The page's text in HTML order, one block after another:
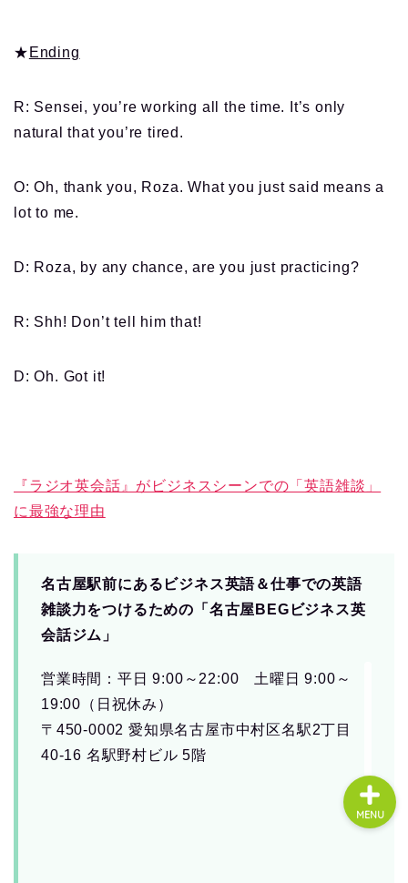
★ Ending
R: Sensei, you’re working all the time. It’s only
natural that you’re tired.
O: Oh, thank you, Roza. What you just said means a
lot to me.
D: Roza, by any chance, are you just practicing?
R: Shh! Don’t tell him that!
D: Oh. Got it!
『ラジオ英会話』がビジネスシーンでの「英語雑談」
に最強な理由
名古屋駅前にあるビジネス英語＆仕事での英語
雑談力をつけるための「名古屋BEGビジネス英
会話ジム」
営業時間：平日 9:00～22:00 土曜日 9:00～
19:00（日祝休み）
〒450-0002 愛知県名古屋市中村区名駅2丁目
40-16 名駅野村ビル 5階
MENU
コース・料金